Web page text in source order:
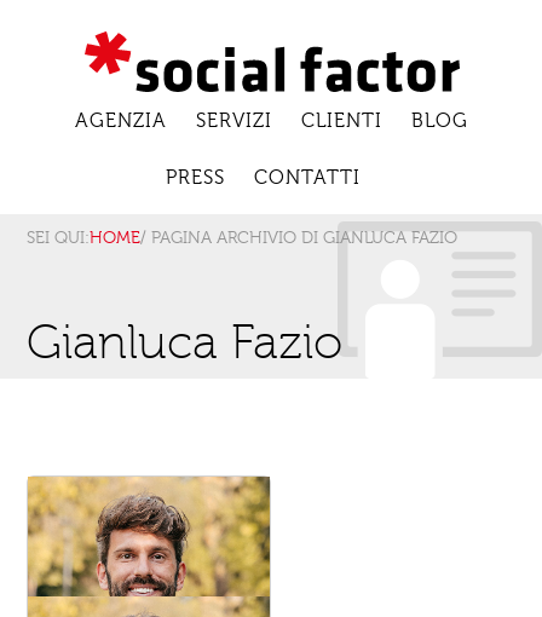
AGENZIA SERVIZI CLIENTI BLOG
PRESS CONTATTI
SEI QUI:HOME/ PAGINA ARCHIVIO DI GIANLUCA FAZIO
Gianluca Fazio